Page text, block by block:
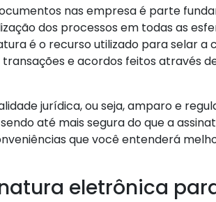
nas empresa é parte
dos processos em todas as
é o recurso utilizado para selar a
e acordos feitos através
jurídica, ou seja, amparo e
até mais segura do que a
que você entenderá
eletrônica